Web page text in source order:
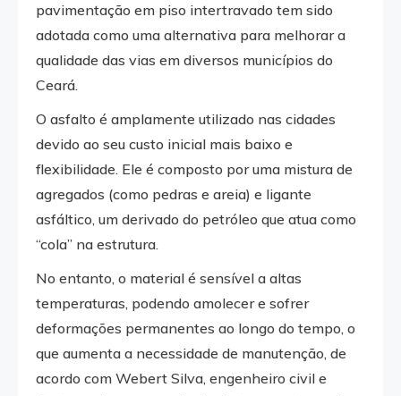
pavimentação em piso intertravado tem sido
adotada como uma alternativa para melhorar a
qualidade das vias em diversos municípios do
Ceará.
O asfalto é amplamente utilizado nas cidades
devido ao seu custo inicial mais baixo e
flexibilidade. Ele é composto por uma mistura de
agregados (como pedras e areia) e ligante
asfáltico, um derivado do petróleo que atua como
“cola” na estrutura.
No entanto, o material é sensível a altas
temperaturas, podendo amolecer e sofrer
deformações permanentes ao longo do tempo, o
que aumenta a necessidade de manutenção, de
acordo com Webert Silva, engenheiro civil e